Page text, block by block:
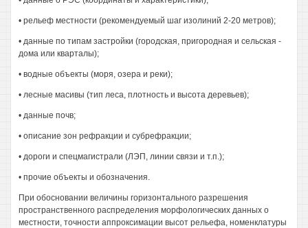
• рельеф местности (рекомендуемый шаг изолиний 2-20 метров);
• данные по типам застройки (городская, пригородная и сельская -
дома или кварталы);
• водные объекты (моря, озера и реки);
• лесные масивы (тип леса, плотность и высота деревьев);
• данные почв;
• описание зон рефракции и субрефракции;
• дороги и спецмагистрали (ЛЭП, линии связи и т.п.);
• прочие объекты и обозначения.
При обосновании величины горизонтального разрешения
пространственного распределения морфологических данных о
местности, точности аппроксимации высот рельефа, номенклатуры